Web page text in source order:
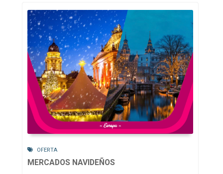
OFERTA
MERCADOS NAVIDEÑOS